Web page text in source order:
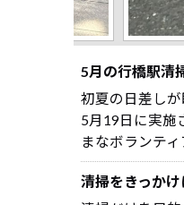
5月の行橋駅清
初夏の日差し
5月19日に実施
まなボランテ
清掃をきっか